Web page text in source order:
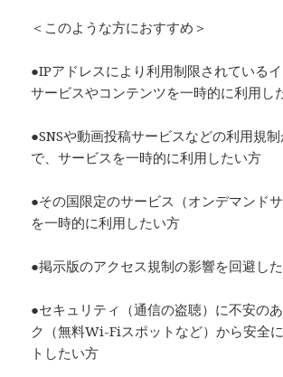
＜このような方におすすめ＞
●IPアドレスにより利用制限されている
サービスやコンテンツを一時的に利用し
●SNSや動画投稿サービスなどの利用規
で、サービスを一時的に利用したい方
●その国限定のサービス（オンデマンドサ
を一時的に利用したい方
●掲示版のアクセス規制の影響を回避し
●セキュリティ（通信の盗聴）に不安の
ク（無料Wi-Fiスポットなど）から安全
トしたい方